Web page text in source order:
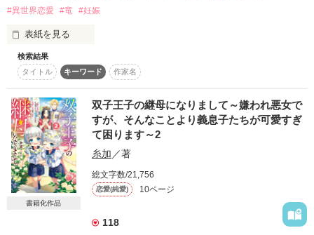
の歴史にだって残るかもしれないのに」
「いいんです。私は新しい家族と平凡に生きたいです！」
――これはかわいそうな少女が新しい家族と幸せになる物語。
＊＊＊
5/8完結
ファンタジー・SFジャンル2位ありがとうございます！
#異世界恋愛 #竜 #妊娠
表紙を見る
「危険です！　突然現れたそんな女など処刑して下さい！」
ある日突然、そんな怒号が飛び交う異世界に迷い込んでしまっ
た橘莉子（たちばなりこ）。
竜王が統べるその世界では「迷い人」という、国に恩恵を与え
る異世界人がいたというが、莉子には全くそんな能力はなく平
凡そのもの。
そのうえ莉子が現れたのは、竜王が初めて開いた「婚約者候
補」を集めた夜会。しかも口に怪我をした治療として竜王にキ
スをされてしまい、一気に莉子は竜人女性の目の敵にされてし
検索結果
タイトル
キーワード 作家名
書籍化作品
双子王子の継母になりまして～嫌われ悪女で
すが、そんなことより義息子たちが可愛すぎ
て困ります～2
糸加 ／著
総文字数/21,756
恋愛(純愛) 10ページ
118